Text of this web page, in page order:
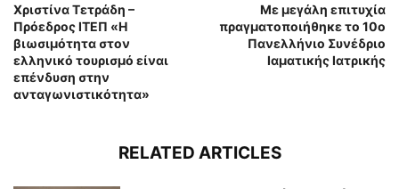
Χριστίνα Τετράδη –
Πρόεδρος ΙΤΕΠ «Η
βιωσιμότητα στον
ελληνικό τουρισμό είναι
επένδυση στην
ανταγωνιστικότητα»
Με μεγάλη επιτυχία
πραγματοποιήθηκε το 10ο
Πανελλήνιο Συνέδριο
Ιαματικής Ιατρικής
RELATED ARTICLES